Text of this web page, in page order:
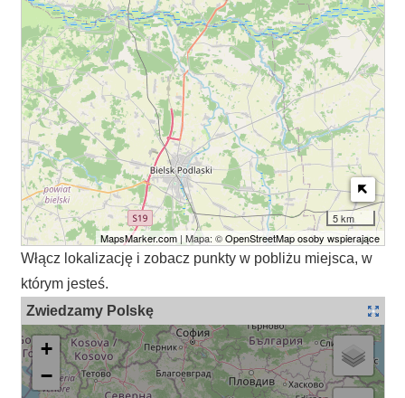
5 km
MapsMarker.com| Mapa: ©OpenStreetMap osoby wspierające
Włącz lokalizację i zobacz punkty w pobliżu miejsca, w
którym jesteś.
Zwiedzamy Polskę
+
−